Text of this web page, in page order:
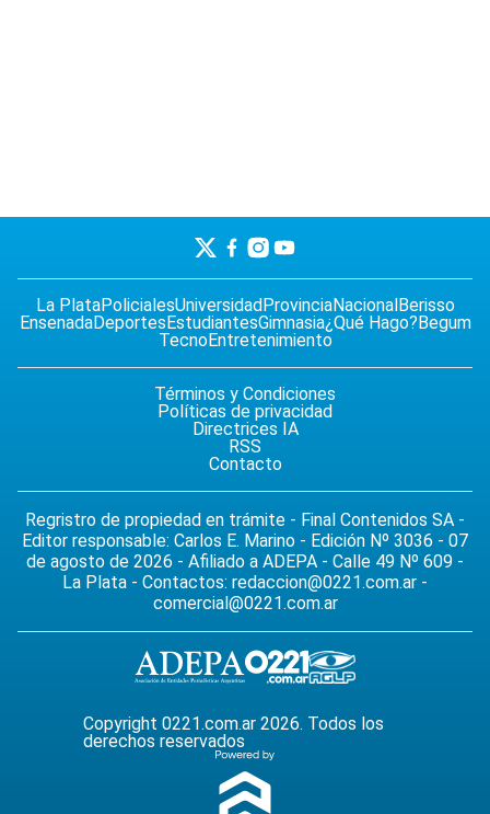
La PlataPolicialesUniversidad ProvinciaNacional Berisso
EnsenadaDeportes EstudiantesGimnasia¿Qué Hago? Begum
TecnoEntretenimiento
Términos y Condiciones
Políticas de privacidad
Directrices IA
RSS
Contacto
Regristro de propiedad en trámite - Final Contenidos SA -
Editor responsable: Carlos E. Marino - Edición Nº 3036 - 07
de agosto de 2026 - Afiliado a ADEPA - Calle 49 Nº 609 -
La Plata - Contactos: redaccion@0221.com.ar -
comercial@0221.com.ar
Copyright 0221.com.ar 2026. Todos los
derechos reservados